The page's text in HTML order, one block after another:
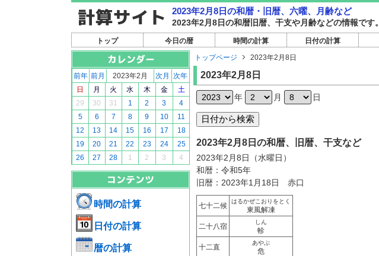
2023年2月8日の和暦・旧暦、六曜、月齢など
2023年2月8日の和暦旧暦、干支や月齢などの情報です。
トップ 今日の暦 時間の計算 日付の計算
前年 前月 2023年2月 次月
次年
日
月 火 水 木 金
土
29
30 31 1 2 3
4
5
6 7 8 9 10
11
12
13 14 15 16 17
18
19
20 21 22 23 24
25
26
27 28 1 2 3 4
時間の計算
日付の計算
暦の計算
トップページ 2023年2月8日
2023年2月8日
年 月 日
2023年2月8日の和暦、旧暦、干支など
2023年2月8日（水曜日）
和暦：令和5年
旧暦：2023年1月18日 赤口
七十二候
はるかぜこおりをとく
東風解凍
二十八宿
しん
軫
十二直
あやぶ
危